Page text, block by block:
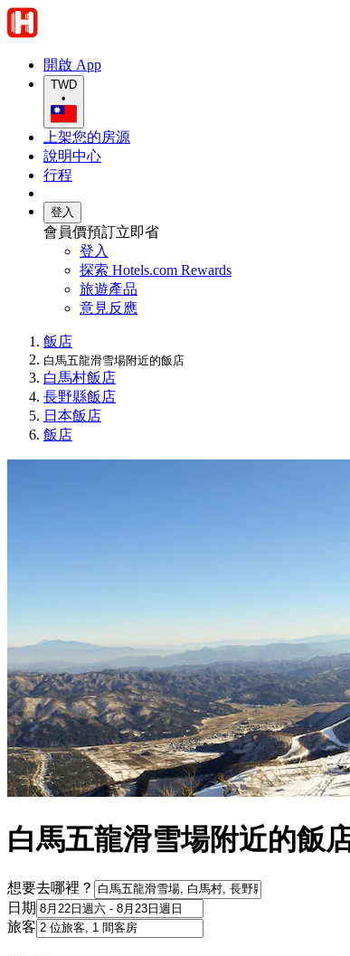
開啟 App
TWD
•
上架您的房源
說明中心
行程
登入
會員價預訂立即省
登入
探索 Hotels.com Rewards
旅遊產品
意見反應
飯店
白馬五龍滑雪場附近的飯店
白馬村飯店
長野縣飯店
日本飯店
飯店
白馬五龍滑雪場附近的飯
想要去哪裡？
日期
旅客